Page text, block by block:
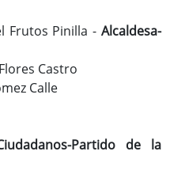
Frutos Pinilla - Alcaldesa-
Castro
Calle
Partido de la